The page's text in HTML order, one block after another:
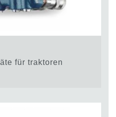
für traktoren